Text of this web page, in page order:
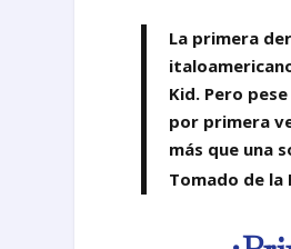
La primera
Kid. Pero
por primera
más que una
Tomado de la